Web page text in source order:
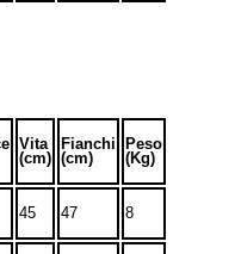
Vita
(cm)
Fianchi
(cm)
Peso
(Kg)
45 47 8